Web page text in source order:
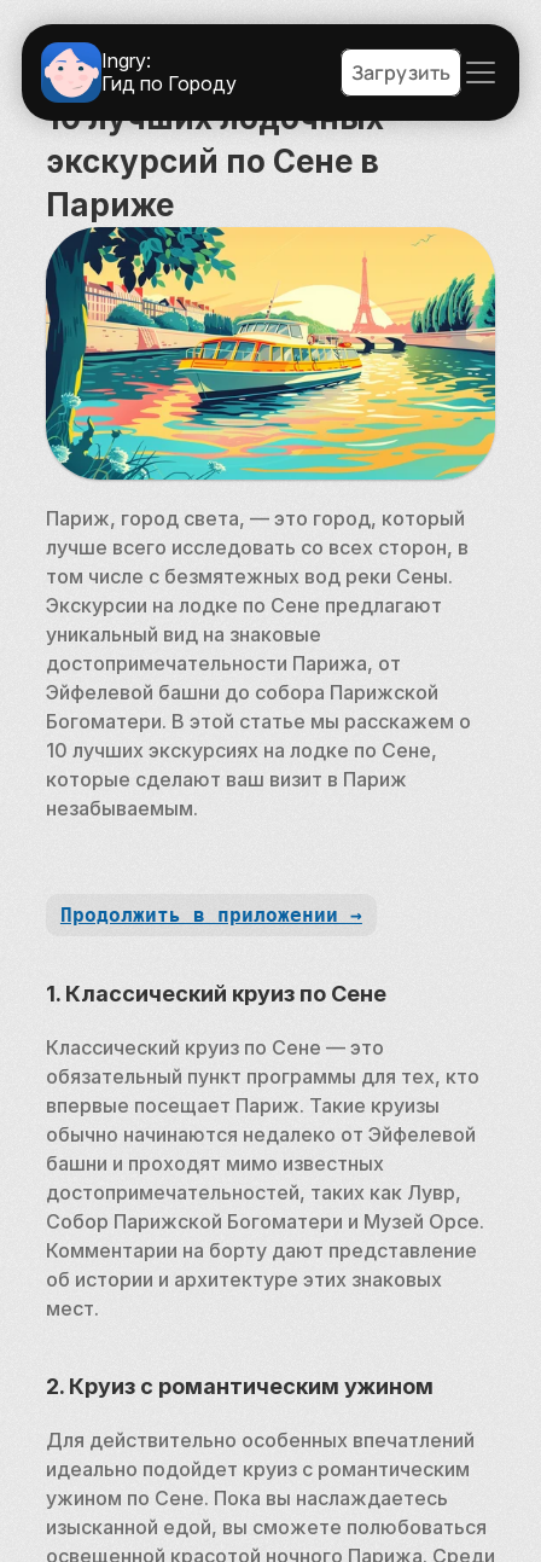
Ingry:
Гид по Городу
Загрузить
10 лучших лодочных
экскурсий по Сене в
Париже
Париж, город света, — это город, который
лучше всего исследовать со всех сторон, в
том числе с безмятежных вод реки Сены.
Экскурсии на лодке по Сене предлагают
уникальный вид на знаковые
достопримечательности Парижа, от
Эйфелевой башни до собора Парижской
Богоматери. В этой статье мы расскажем о
10 лучших экскурсиях на лодке по Сене,
которые сделают ваш визит в Париж
незабываемым.
Продолжить в приложении →
1. Классический круиз по Сене
Классический круиз по Сене — это
обязательный пункт программы для тех, кто
впервые посещает Париж. Такие круизы
обычно начинаются недалеко от Эйфелевой
башни и проходят мимо известных
достопримечательностей, таких как Лувр,
Собор Парижской Богоматери и Музей Орсе.
Комментарии на борту дают представление
об истории и архитектуре этих знаковых
мест.
2. Круиз с романтическим ужином
Для действительно особенных впечатлений
идеально подойдет круиз с романтическим
ужином по Сене. Пока вы наслаждаетесь
изысканной едой, вы сможете полюбоваться
освещенной красотой ночного Парижа. Среди